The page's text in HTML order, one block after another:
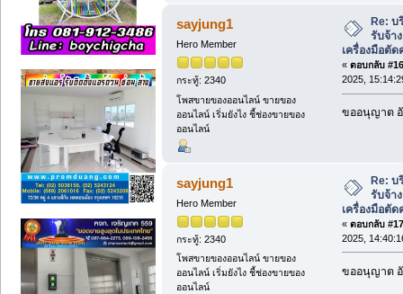
sayjung1
Hero Member
กระทู้: 2340
โพสขายของออนไลน์ ขายของ
ออนไลน์ เริ่มยังไง ชี้ช่องขายของ
ออนไลน์
Re:
รับจ้า
เครื่องมือตั
« ตอบกลับ
2025,
ขออนุญาต
sayjung1
Hero Member
กระทู้: 2340
โพสขายของออนไลน์ ขายของ
ออนไลน์ เริ่มยังไง ชี้ช่องขายของ
ออนไลน์
Re: บ
รับจ้า
เครื่องมือตั
« ตอบกลับ
2025,
ขออนุญาต